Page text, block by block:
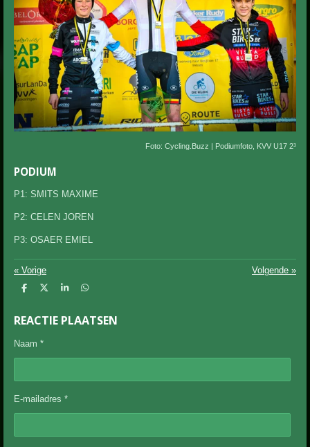
Foto: Cycling.Buzz | Podiumfoto, KVV U17 2³
PODIUM
P1: SMITS MAXIME
P2: CELEN JOREN
P3: OSAER EMIEL
« Vorige Volgende »
D
e
n
D
l
S
r
e
D
e
n
REACTIE PLAATSEN
Naam *
E-mailadres *